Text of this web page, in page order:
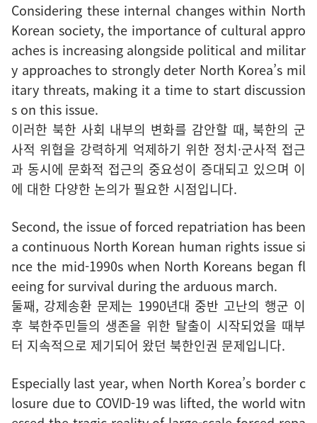
Considering these internal changes within North
Korean society, the importance of cultural appro
aches is increasing alongside political and militar
y approaches to strongly deter North Korea’s mil
itary threats, making it a time to start discussion
s on this issue.
이러한 북한 사회 내부의 변화를 감안할 때, 북한의 군
사적 위협을 강력하게 억제하기 위한 정치·군사적 접근
과 동시에 문화적 접근의 중요성이 증대되고 있으며 이
에 대한 다양한 논의가 필요한 시점입니다.
Second, the issue of forced repatriation has been
a continuous North Korean human rights issue si
nce the mid-1990s when North Koreans began fl
eeing for survival during the arduous march.
둘째, 강제송환 문제는 1990년대 중반 고난의 행군 이
후 북한주민들의 생존을 위한 탈출이 시작되었을 때부
터 지속적으로 제기되어 왔던 북한인권 문제입니다.
Especially last year, when North Korea’s border c
losure due to COVID-19 was lifted, the world witn